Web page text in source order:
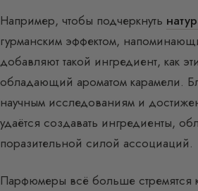
Например, чтобы подчеркнуть
гурманским эффектом,
добавляют такой ингредиент, как
обладающий ароматом карамели.
научным исследованиям и
удаётся создавать ингредиенты,
поразительной силой ассоциаций.
Парфюмеры всё больше стремятся